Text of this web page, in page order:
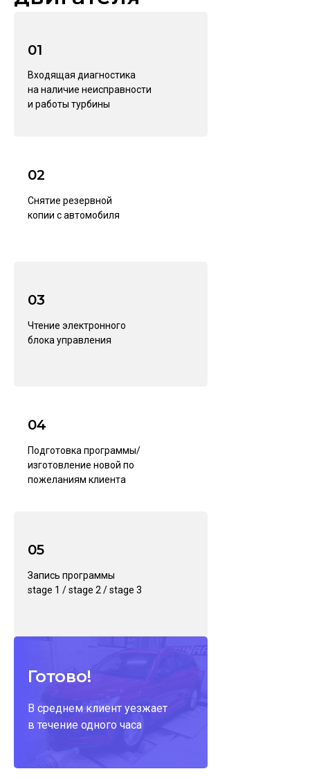
01
Входящая диагностика
на наличие неисправности
и работы турбины
03
Чтение электронного
блока управления
02
Снятие резервной
копии с автомобиля
06
Выездной тест-драйв и
консультирование по
05
Запись программы
stage 1 / stage 2 / stage 3
04
Подготовка программы/
изготовление новой по
пожеланиям клиента
Готово!
В среднем клиент уезжает
в течение одного часа